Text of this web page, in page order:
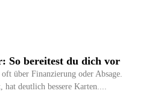
So bereitest du dich vor
über Finanzierung oder Absage.
hat deutlich bessere Karten.